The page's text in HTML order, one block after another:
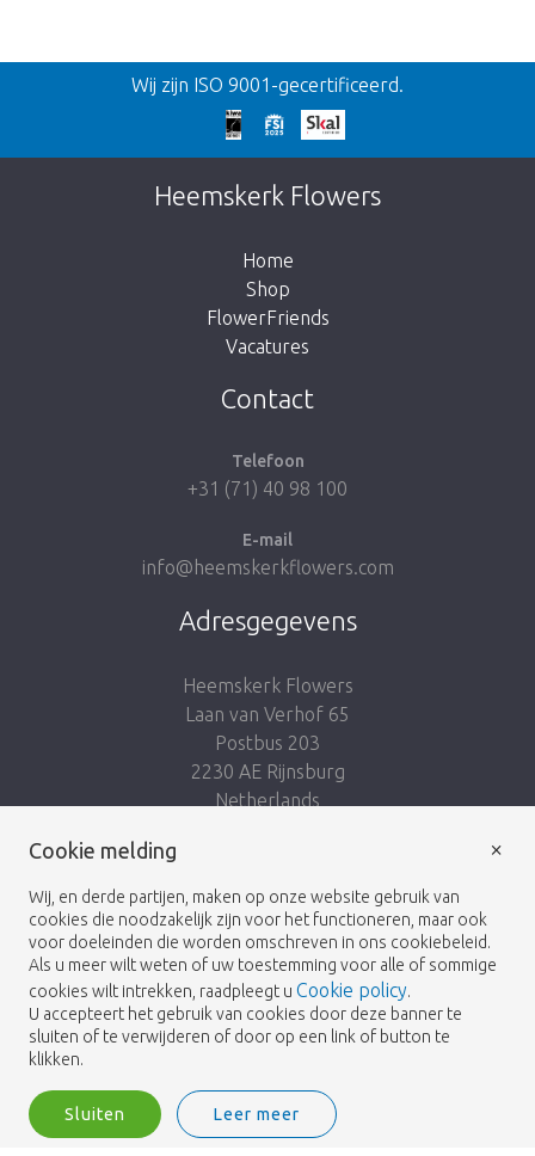
Terug
Te laat!
Dit artikel is helaas uitverkocht. Klik op de
knop hieronder om terug te gaan naar de
Breng me naar de shop
Wij zijn ISO 9001-gecertificeerd.
Heemskerk Flowers
Home
Shop
FlowerFriends
Vacatures
Contact
Telefoon
+31 (71) 40 98 100
E-mail
info@heemskerkflowers.com
Adresgegevens
Heemskerk Flowers
Laan van Verhof 65
Postbus 203
2230 AE Rijnsburg
Netherlands
© 2026 -Heemskerk Flowers Algemene voorwaarden
Heemskerk Flowers is a trading name of BGH A.Heemskerk AZN b.v.
Cookie melding
Wij, en derde partijen, maken op onze website gebruik van
cookies die noodzakelijk zijn voor het functioneren, maar ook
voor doeleinden die worden omschreven in ons cookiebeleid.
Als u meer wilt weten of uw toestemming voor alle of sommige
cookies wilt intrekken, raadpleegt u Cookie policy.
U accepteert het gebruik van cookies door deze banner te
sluiten of te verwijderen of door op een link of button te
klikken.
Sluiten Leer meer
×